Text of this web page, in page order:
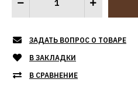
ЗАДАТЬ ВОПРОС О ТОВАРЕ
В ЗАКЛАДКИ
В СРАВНЕНИЕ